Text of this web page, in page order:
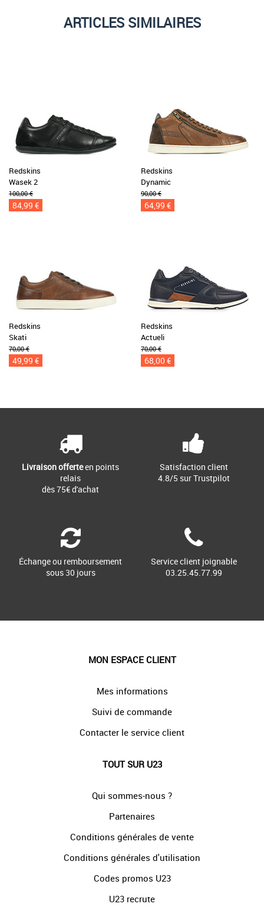
ARTICLES SIMILAIRES
Redskins
Wasek 2
100,00 €
84,99 €
Redskins
Dynamic
90,00 €
64,99 €
Redskins
Skati
70,00 €
49,99 €
Redskins
Actueli
70,00 €
68,00 €
Livraison offerteen points
relais
dès 75€ d'achat
Satisfaction client
4.8/5 sur Trustpilot
Échange ou remboursement
sous 30 jours
Service client joignable
03.25.45.77.99
MON ESPACE CLIENT
Mes informations
Suivi de commande
Contacter le service client
TOUT SUR U23
Qui sommes-nous ?
Partenaires
Conditions générales de vente
Conditions générales d'utilisation
Codes promos U23
U23 recrute